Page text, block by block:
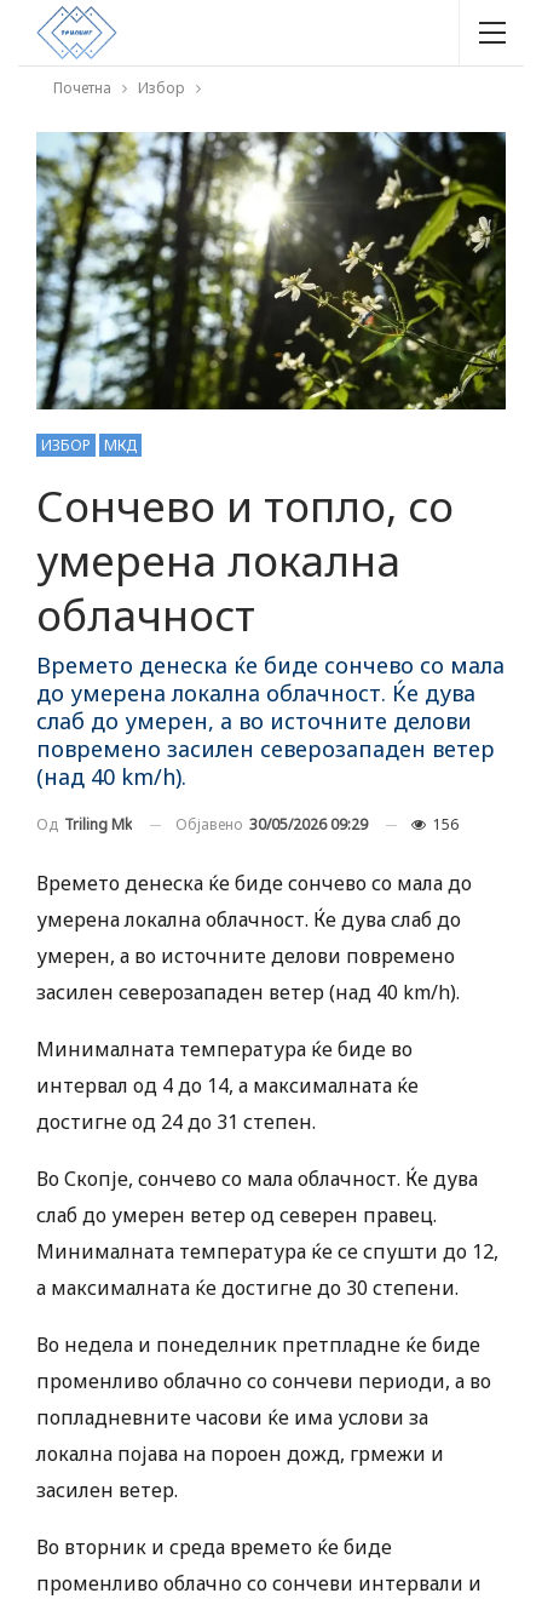
Почетна Избор
ИЗБОР МКД
Сончево и топло, со
умерена локална
облачност
Времето денеска ќе биде сончево со мала
до умерена локална облачност. Ќе дува
слаб до умерен, а во источните делови
повремено засилен северозападен ветер
(над 40 km/h).
Од Triling Mk Објавено 30/05/2026 09:29 156
Времето денеска ќе биде сончево со мала до
умерена локална облачност. Ќе дува слаб до
умерен, а во источните делови повремено
засилен северозападен ветер (над 40 km/h).
Минималната температура ќе биде во
интервал од 4 до 14, а максималната ќе
достигне од 24 до 31 степен.
Во Скопје, сончево со мала облачност. Ќе дува
слаб до умерен ветер од северен правец.
Минималната температура ќе се спушти до 12,
а максималната ќе достигне до 30 степени.
Во недела и понеделник претпладне ќе биде
променливо облачно со сончеви периоди, а во
попладневните часови ќе има услови за
локална појава на пороен дожд, грмежи и
засилен ветер.
Во вторник и среда времето ќе биде
променливо облачно со сончеви интервали и